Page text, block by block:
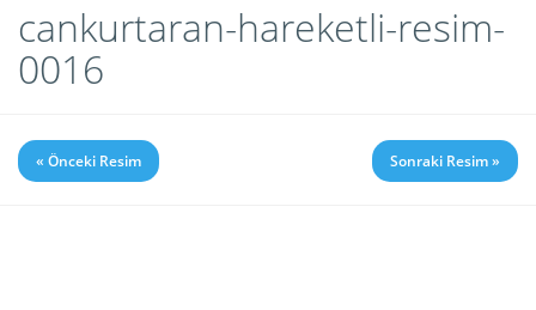
cankurtaran-hareketli-resim-
0016
« Önceki Resim Sonraki Resim »